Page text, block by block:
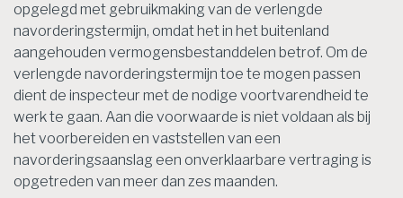
opgelegd met gebruikmaking van de verlengde
navorderingstermijn, omdat het in het buitenland
aangehouden vermogensbestanddelen betrof. Om de
verlengde navorderingstermijn toe te mogen passen
dient de inspecteur met de nodige voortvarendheid te
werk te gaan. Aan die voorwaarde is niet voldaan als bij
het voorbereiden en vaststellen van een
navorderingsaanslag een onverklaarbare vertraging is
opgetreden van meer dan zes maanden.